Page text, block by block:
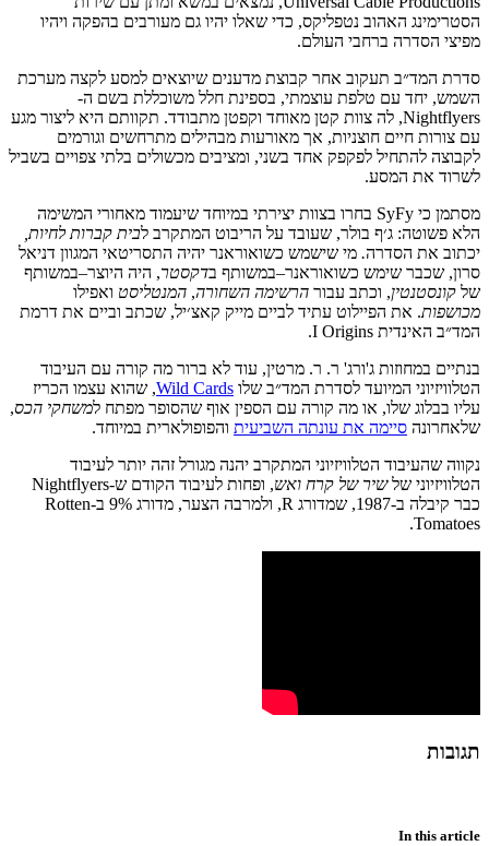
הסטרימינג האהוב נטפליקס, כדי שאלו יהיו גם מעורבים בהפקה ויהיו
מפיצי הסדרה ברחבי העולם.
סדרת המד״ב תעקוב אחר קבוצת מדענים שיוצאים למסע לקצה מערכת
השמש, יחד עם טלפת עוצמתי, בספינת חלל משוכללת בשם ה-
Nightflyers, לה צוות קטן מאוחד וקפטן מתבודד. תקוותם היא ליצור מגע
עם צורות חיים חוצניות, אך מאורעות מבהילים מתרחשים וגורמים
לקבוצה להתחיל לפקפק אחד בשני, ומציבים מכשולים בלתי צפויים בשביל
לשרוד את המסע.
מסתמן כי
SyFy בחרו בצוות יצירתי במיוחד שיעמוד מאחורי המשימה
הלא פשוטה: ג׳ף בולר, שעובד על הריבוט המתקרב לבית קברות לחיות
יכתוב את הסדרה. מי שישמש כשואוראנר יהיה התסריטאי המגוון דניאל
סרון, שכבר שימש כשואוראנר–במשותף בדקסטר, היה היוצר–במשותף
של קונסטנטין, וכתב עבור הרשימה השחורה, המנטליסט ואפילו
מכושפות. את הפיילוט עתיד לביים מייק קאצ׳יל, שכתב וביים את דרמת
המד״ב האינדית
בנתיים במחוזות ג'ורג' ר. ר. מרטין, עוד לא ברור מה קורה עם העיבוד
הטלוויזיוני המיועד לסדרת המד״ב שלו Wild Cards
, שהוא עצמו הכריז
עליו בבלוג שלו, או מה קורה עם הספין אוף שהסופר מפתח למשחקי הכס,
שלאחרונה סיימה את עונתה השביעית והפופולארית במיוחד.
נקווה שהעיבוד הטלוויזיוני המתקרב יהנה מגורל זהה יותר לעיבוד
הטלוויזיוני של שיר של קרח ואש, ופחות לעיבוד הקודם ש-Nightflyers
כבר קיבלה ב-1987, שמדורג ולמרבה הצער, מדורג ב -Rotten
Tomatoes.
תגובות
In this article